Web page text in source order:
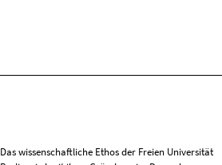
Das wissenschaftliche Ethos der Freien Universität